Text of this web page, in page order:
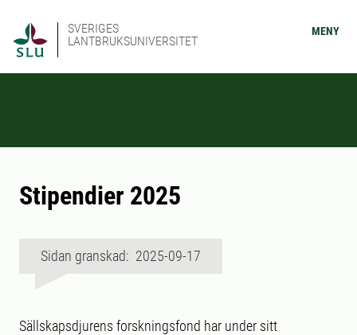
SVERIGES
LANTBRUKSUNIVERSITET
MENY
Stipendier 2025
Sidan granskad: 2025-09-17
Sällskapsdjurens forskningsfond har under sitt